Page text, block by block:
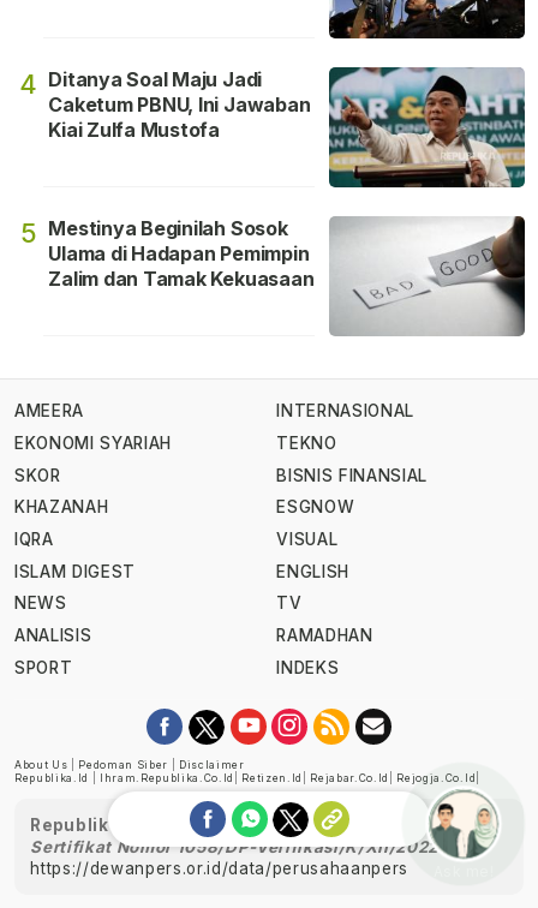
4 Ditanya Soal Maju Jadi
Caketum PBNU, Ini Jawaban
Kiai Zulfa Mustofa
5 Mestinya Beginilah Sosok
Ulama di Hadapan Pemimpin
Zalim dan Tamak Kekuasaan
AMEERA
EKONOMI SYARIAH
SKOR
KHAZANAH
IQRA
ISLAM DIGEST
NEWS
ANALISIS
SPORT
INTERNASIONAL
TEKNO
BISNIS FINANSIAL
ESGNOW
VISUAL
ENGLISH
TV
RAMADHAN
INDEKS
About Us Pedoman Siber
Disclaimer
Republika.id
Ihram.republika.co.id Retizen.id Rejabar.co.id Rejogja.co.id
Republika telah diverifikasi oleh Dewan Pers
Sertifikat Nomor 1058/DP-Verifikasi/K/XII/2022
https://dewanpers.or.id/data/perusahaanpers